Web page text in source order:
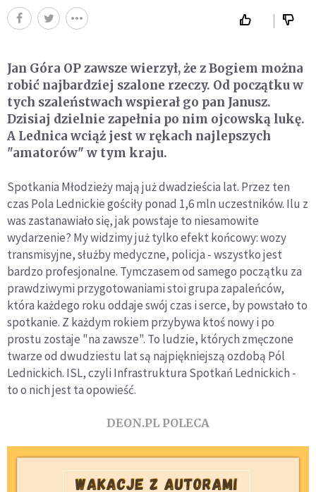
Jan Góra OP zawsze wierzył, że z Bogiem można
robić najbardziej szalone rzeczy. Od początku w
tych szaleństwach wspierał go pan Janusz.
Dzisiaj dzielnie zapełnia po nim ojcowską lukę.
A Lednica wciąż jest w rękach najlepszych
"amatorów" w tym kraju.
Spotkania Młodzieży mają już dwadzieścia lat. Przez ten
czas Pola Lednickie gościły ponad 1,6 mln uczestników. Ilu z
was zastanawiało się, jak powstaje to niesamowite
wydarzenie? My widzimy już tylko efekt końcowy: wozy
transmisyjne, służby medyczne, policja - wszystko jest
bardzo profesjonalne. Tymczasem od samego początku za
prawdziwymi przygotowaniami stoi grupa zapaleńców,
która każdego roku oddaje swój czas i serce, by powstało to
spotkanie. Z każdym rokiem przybywa ktoś nowy i po
prostu zostaje "na zawsze". To ludzie, których zmęczone
twarze od dwudziestu lat są najpiękniejszą ozdobą Pól
Lednickich. ISL, czyli Infrastruktura Spotkań Lednickich -
to o nich jest ta opowieść.
DEON.PL POLECA